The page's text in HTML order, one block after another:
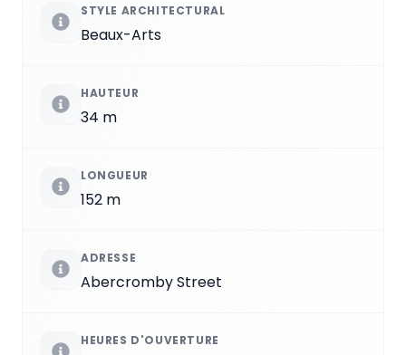
STYLE ARCHITECTURAL
Beaux-Arts
HAUTEUR
34 m
LONGUEUR
152 m
ADRESSE
Abercromby Street
HEURES D'OUVERTURE